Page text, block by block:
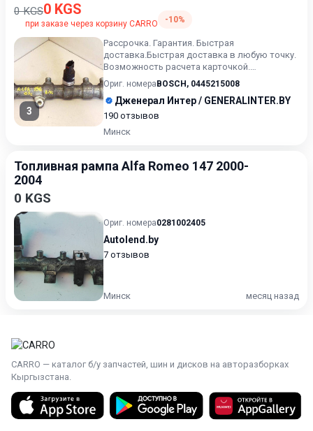
0 KGS0 KGS
при заказе через корзину CARRO -10%
3
Рассрочка. Гарантия. Быстрая
доставка.Быстрая доставка в любую точку.
Возможность расчета карточкой.
Рассрочка. Проверка качества. Оставляйт...
Ориг. номера BOSCH , 0445215008
Дженерал Интер / GENERALINTER.BY
190 отзывов
Минск
Топливная рампа Alfa Romeo 147 2000-
2004
0 KGS
Ориг. номера0281002405
Autolend.by
7 отзывов
Минск месяц назад
CARRO — каталог б/у запчастей, шин и дисков на авторазборках
Кыргызстана.